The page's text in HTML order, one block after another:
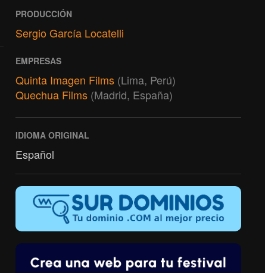
PRODUCCIÓN
Sergio García Locatelli
EMPRESAS
Quinta Imagen Films (Lima, Perú)
Quechua Films (Madrid, España)
IDIOMA ORIGINAL
Español